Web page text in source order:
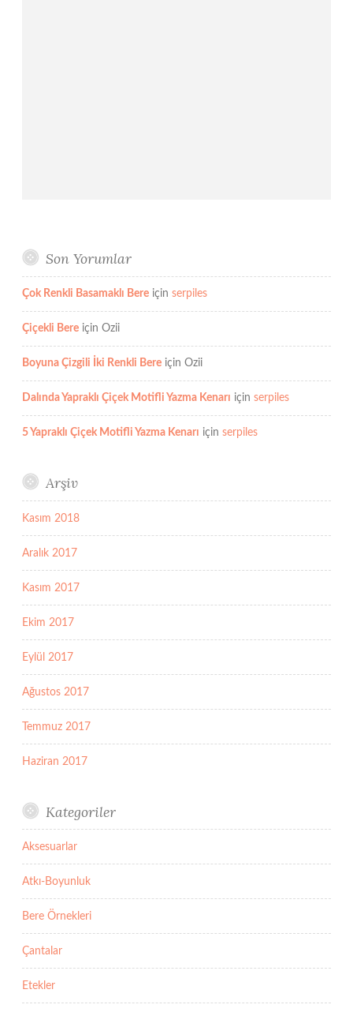
Son Yorumlar
Çok Renkli Basamaklı Bere için serpiles
Çiçekli Bere için Ozii
Boyuna Çizgili İki Renkli Bere için Ozii
Dalında Yapraklı Çiçek Motifli Yazma Kenarı için serpiles
5 Yapraklı Çiçek Motifli Yazma Kenarı için serpiles
Arşiv
Kasım 2018
Aralık 2017
Kasım 2017
Ekim 2017
Eylül 2017
Ağustos 2017
Temmuz 2017
Haziran 2017
Kategoriler
Aksesuarlar
Atkı-Boyunluk
Bere Örnekleri
Çantalar
Etekler